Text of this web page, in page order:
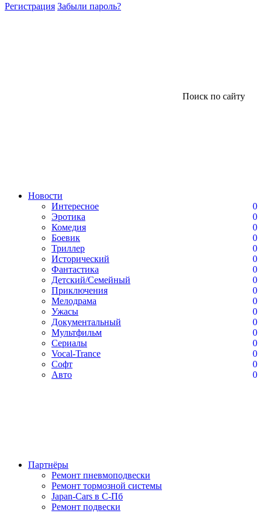
Регистрация Забыли пароль?
Поиск по сайту
Новости
Интересное
0
Эротика
0
Комедия
0
Боевик
0
Триллер
0
Исторический
0
Фантастика
0
Детский/Семейный
0
Приключения
0
Мелодрама
0
Ужасы
0
Документальный
0
Мультфильм
0
Сериалы
0
Vocal-Trance
0
Софт
0
Авто
0
Партнёры
Ремонт пневмоподвески
Ремонт тормозной системы
Japan-Cars в С-Пб
Ремонт подвески